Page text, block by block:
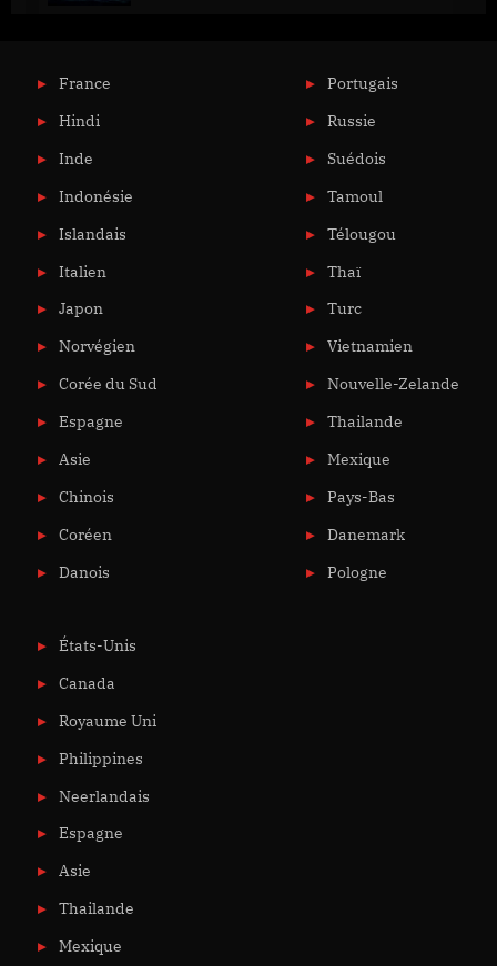
France
Hindi
Inde
Indonésie
Islandais
Italien
Japon
Norvégien
Corée du Sud
Espagne
Asie
Chinois
Coréen
Danois
Portugais
Russie
Suédois
Tamoul
Télougou
Thaï
Turc
Vietnamien
Nouvelle-Zelande
Thailande
Mexique
Pays-Bas
Danemark
Pologne
États-Unis
Canada
Royaume Uni
Philippines
Neerlandais
Espagne
Asie
Thailande
Mexique